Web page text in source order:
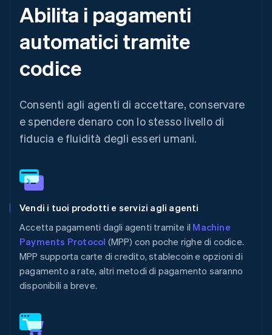
Abilita i pagamenti
automatici tramite
codice
Consenti agli agenti di accettare, conservare
e spendere denaro con lo stesso livello di
fiducia e fluidità degli esseri umani.
Vendi i tuoi prodotti e servizi agli agenti
Accetta pagamenti dagli agenti tramite il Machine
Payments Protocol (MPP) con poche righe di codice.
MPP supporta carte di credito, stablecoin e opzioni di
pagamento a rate, altri metodi di pagamento saranno
disponibili a breve.